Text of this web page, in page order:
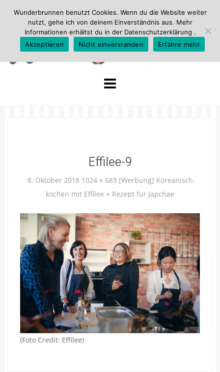
Effilee-9
8. Oktober 2018 1024 × 683 [Werbung] Koreanisch
kochen mit Effilee + Rezept für Japchae
(Foto Credit: Effilee)
Wunderbrunnen benutzt Cookies. Wenn du die Website weiter
nutzt, gehe ich von deinem Einverständnis aus. Mehr
Informationen erhältst du in der Datenschutzerklärung .
Akzeptieren
Nicht einverstanden Erfahre mehr